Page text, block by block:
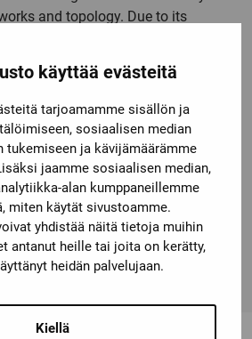
käyttää evästeitä
tarjoamamme sisällön ja
sosiaalisen median
tukemiseen ja kävijämäärämme
jaamme sosiaalisen median,
alan kumppaneillemme
miten käytät sivustoamme.
yhdistää näitä tietoja muihin
antanut heille tai joita on kerätty,
heidän palvelujaan.
Kiellä
and topology. Due to its
systems to its use as a
in larger plants. Compact
and integrated IOs help to
cabinet. The STEP 7
is integrated into the TIA Portal
on shared data storage, a uniform
integrated communications
of a system. This means
and faster commissioning.